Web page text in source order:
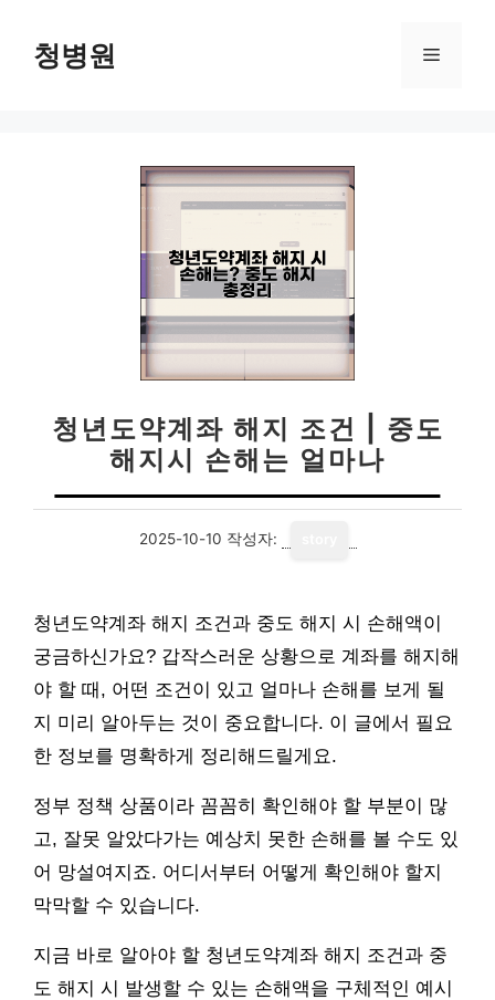
청병원 메
청년도약계좌 해지 조건 | 중도
해지시 손해는 얼마나
2025-10-10 작성자:
청년도약계좌 해지 조건과 중도 해지 시 손해액이
궁금하신가요? 갑작스러운 상황으로 계좌를 해지해
야 할 때, 어떤 조건이 있고 얼마나 손해를 보게 될
지 미리 알아두는 것이 중요합니다. 이 글에서 필요
한 정보를 명확하게 정리해드릴게요.
정부 정책 상품이라 꼼꼼히 확인해야 할 부분이 많
고, 잘못 알았다가는 예상치 못한 손해를 볼 수도 있
어 망설여지죠. 어디서부터 어떻게 확인해야 할지
막막할 수 있습니다.
지금 바로 알아야 할 청년도약계좌 해지 조건과 중
도 해지 시 발생할 수 있는 손해액을 구체적인 예시